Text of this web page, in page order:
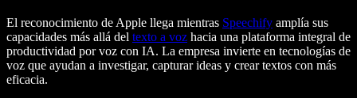
El reconocimiento de Apple llega mientras Speechify amplía sus
capacidades más allá del texto a voz hacia una plataforma integral de
productividad por voz con IA. La empresa invierte en tecnologías de
voz que ayudan a investigar, capturar ideas y crear textos con más
eficacia.